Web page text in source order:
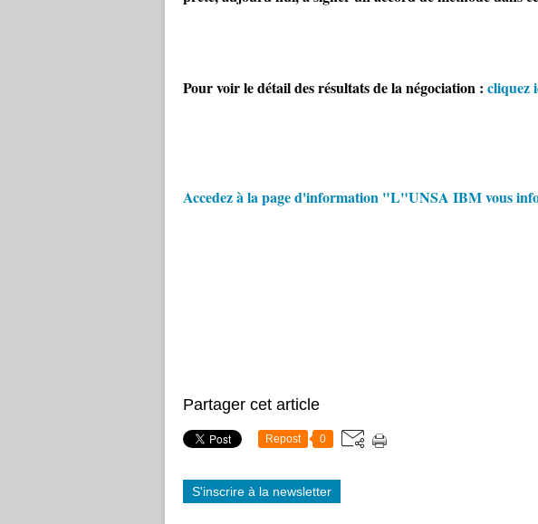
Pour voir le détail des résultats de la négociation : cliquez
Accedez à la page d'information "L"UNSA IBM vous
Partager cet article
Repost 0
S'inscrire à la newsletter